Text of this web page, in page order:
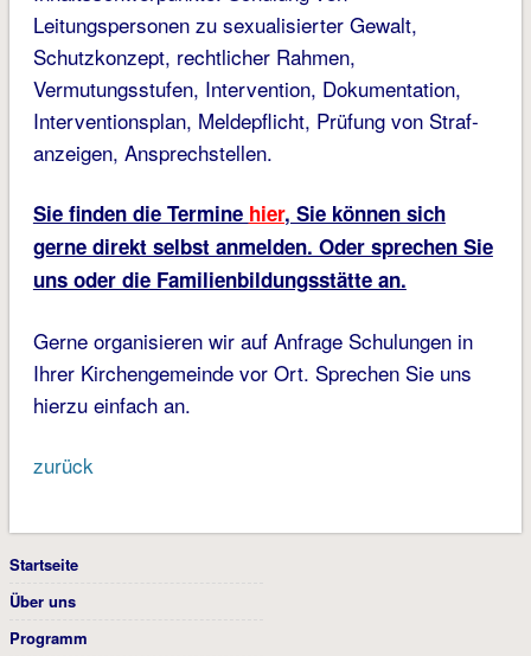
Leitungspersonen zu sexualisierter Gewalt,
Schutzkonzept, rechtlicher Rahmen,
Vermutungsstufen, Intervention, Dokumen­tation,
Interventionsplan, Meldepflicht, Prüfung von Straf­
anzeigen, Ansprechstellen.
Sie finden die Termine hier, Sie können sich
gerne direkt selbst anmelden. Oder sprechen Sie
uns oder die Familienbildungsstätte an.
Gerne organisieren wir auf Anfrage Schulungen in
Ihrer Kirchengemeinde vor Ort. Sprechen Sie uns
hierzu einfach an.
zurück
Startseite
Über uns
Programm